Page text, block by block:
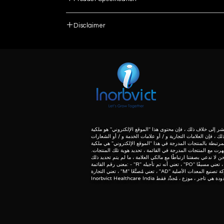
Urinalysis analyzer
Blood Alcohol Content
Fully Automatic
Keyboard
Digital
Product DescriptionThe Mission Urine
Disclaimer
herein associated with the products listed on
purpose of identification of those products. we
meaning of list number: - “r” means
dealer of original equipment manufacturer.
إلى خلاف ذلك ، فإن محتوى هذا "الموقع الإلكتروني" هو ملكية
، فإن العلامات التجارية و / أو علامات الخدمة و / أو الشعارات
بالمنتجات المدرجة في هذا "الموقع الإلكتروني" هي ملكية
مع المنتجات المدرجة في القائمة ، تحديد هوية تلك المنتجات.
معنى رقم القائمة: - "R" تعني أنه تم تأجيله ، "PO" تعني مسبقًا ، "U" تعني المستخدمة ، "T"